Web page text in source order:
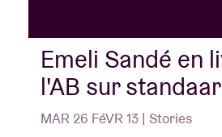
Emeli Sandé en
l'AB sur
MAR 26 FéVR 13 | Stories